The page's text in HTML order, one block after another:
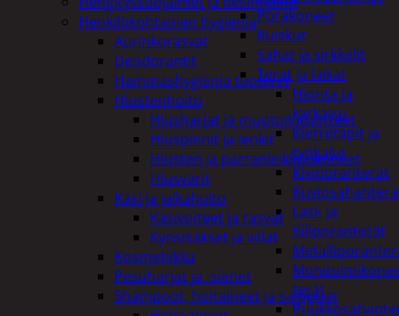
Porakoneet
Ruiskut
Sahat ja sirkkelit
Terät ja laikat
Hionta ja
katkaisu
Kierretapit ja
työkalut
Kiviporanterät
Kuviosahanterä
Lasi- ja
tiiliporanterät
terät
Henkilökohtainen hygienia
Aurinkorasvat
Deodorantit
Hammashygienia tuotteet
Hiustenhoito
Hiusharjat ja muotoilutuotteet
Hiuspinnit ja lenkit
Hiusten ja parranleikkuukoneet
Hiusvärit
Käsi ja jalkahoito
Käsivoiteet ja rasvat
Kynsisakset ja viilat
Kosmetiikka
Pesuharjat ja -sienet
Shampoot, hoitaineet ja saippuat